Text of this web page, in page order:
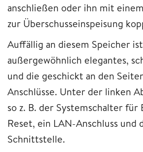
anschließen oder ihn mit
zur Überschusseinspeisung
Auffällig an diesem Speicher
außergewöhnlich elegantes,
und die geschickt an den
Anschlüsse. Unter der linken
so z. B. der Systemschalter für
Reset, ein LAN-Anschluss und
Schnittstelle.